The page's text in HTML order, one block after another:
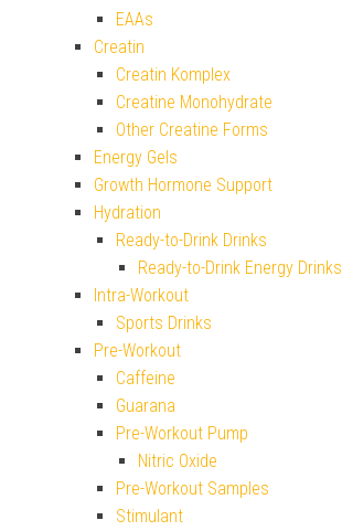
EAAs
Creatin
Creatin Komplex
Creatine Monohydrate
Other Creatine Forms
Energy Gels
Growth Hormone Support
Hydration
Ready-to-Drink Drinks
Ready-to-Drink Energy Drinks
Intra-Workout
Sports Drinks
Pre-Workout
Caffeine
Guarana
Pre-Workout Pump
Nitric Oxide
Pre-Workout Samples
Stimulant